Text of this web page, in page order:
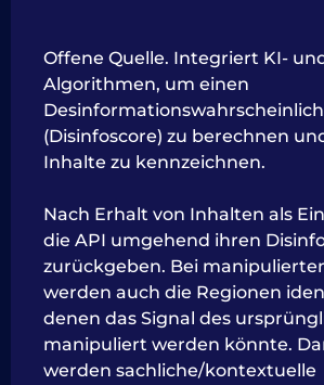
Offene Quelle. Integriert KI-
Algorithmen, um einen
(Disinfoscore) zu berechnen
Inhalte zu kennzeichnen.
Nach Erhalt von Inhalten als
die API umgehend ihren
zurückgeben. Bei
werden auch die Regionen
denen das Signal des
manipuliert werden könnte.
werden sachliche/kontextuelle